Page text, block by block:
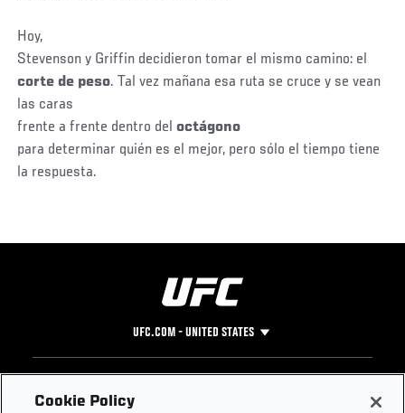
Hoy,
Stevenson y Griffin decidieron tomar el mismo camino: el
corte de peso. Tal vez mañana esa ruta se cruce y se vean
las caras
frente a frente dentro deloctágono
para determinar quién es el mejor, pero sólo el tiempo tiene
la respuesta.
UFC.COM - UNITED STATES
Footer
UFC
Cookie Policy